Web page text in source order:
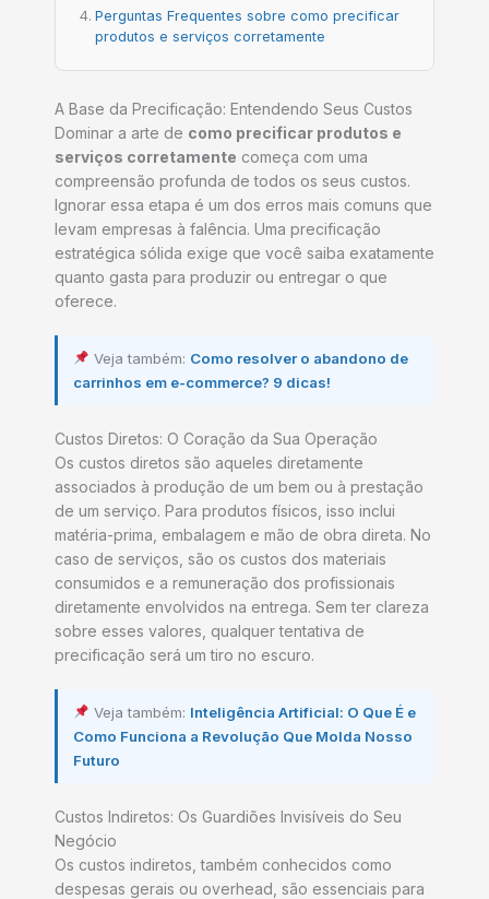
Perguntas Frequentes sobre como precificar
produtos e serviços corretamente
A Base da Precificação: Entendendo Seus Custos
Dominar a arte de como precificar produtos e
serviços corretamente começa com uma
compreensão profunda de todos os seus custos.
Ignorar essa etapa é um dos erros mais comuns que
levam empresas à falência. Uma precificação
estratégica sólida exige que você saiba exatamente
quanto gasta para produzir ou entregar o que
oferece.
Veja também: Como resolver o abandono de
carrinhos em e-commerce? 9 dicas!
Custos Diretos: O Coração da Sua Operação
Os custos diretos são aqueles diretamente
associados à produção de um bem ou à prestação
de um serviço. Para produtos físicos, isso inclui
matéria-prima, embalagem e mão de obra direta. No
caso de serviços, são os custos dos materiais
consumidos e a remuneração dos profissionais
diretamente envolvidos na entrega. Sem ter clareza
sobre esses valores, qualquer tentativa de
precificação será um tiro no escuro.
Veja também: Inteligência Artificial: O Que É e
Como Funciona a Revolução Que Molda Nosso
Futuro
Custos Indiretos: Os Guardiões Invisíveis do Seu
Negócio
Os custos indiretos, também conhecidos como
despesas gerais ou overhead, são essenciais para